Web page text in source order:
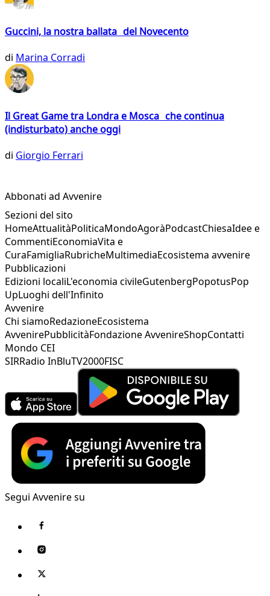
Guccini, la nostra ballata del Novecento
di Marina Corradi
Il Great Game tra Londra e Mosca che continua
(indisturbato) anche oggi
di Giorgio Ferrari
Abbonati ad Avvenire
Sezioni del sito
HomeAttualitàPoliticaMondoAgoràPodcastChiesaIdee e
CommentiEconomiaVita e
CuraFamigliaRubricheMultimediaEcosistema avvenire
Pubblicazioni
Edizioni localiL'economia civileGutenbergPopotusPop
UpLuoghi dell'Infinito
Avvenire
Chi siamoRedazioneEcosistema
AvvenirePubblicitàFondazione AvvenireShopContatti
Mondo CEI
SIRRadio InBluTV2000FISC
Segui Avvenire su